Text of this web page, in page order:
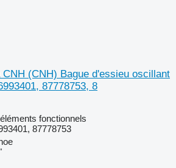
(CNH) Bague d'essieu oscillant
87778753, 8
fonctionnels
87778753